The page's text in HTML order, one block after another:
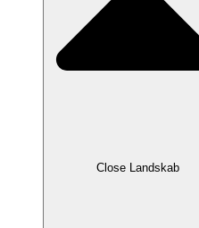
Close Landskab